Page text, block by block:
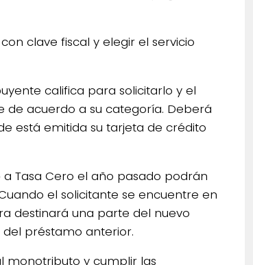
clave fiscal y elegir el servicio
califica para solicitarlo y el
acuerdo a su categoría. Deberá
está emitida su tarjeta de crédito
Tasa Cero el año pasado podrán
el solicitante se encuentre en
destinará una parte del nuevo
préstamo anterior.
monotributo y cumplir las